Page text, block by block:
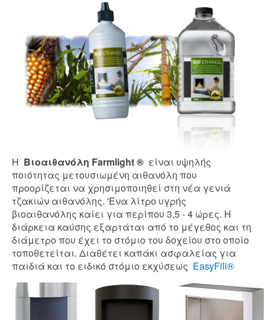
Η Bιοαιθανόλη Farmlight ® είναι υψηλής
ποιότητας μετουσιωμένη αιθανόλη που
προορίζεται να χρησιμοποιηθεί στη νέα γενιά
τζακιών αιθανόλης. 'Ενα λίτρο υγρής
βιοαιθανόλης καίει για περίπου 3,5 - 4 ώρες. Η
διάρκεια καύσης εξαρτάται από το μέγεθος και τη
διάμετρο που έχει το στόμιο του δοχείου στο οποίο
τοποθετείται. Διαθέτει καπάκι ασφαλείας για
παιδιά και το ειδικό στόμιο εκχύσεως EasyFill®